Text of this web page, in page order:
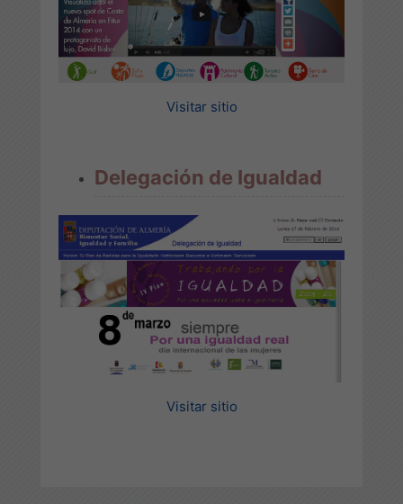
Visitar sitio
Delegación de Igualdad
Visitar sitio